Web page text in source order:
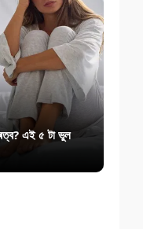
এই ৫ টা ভুল